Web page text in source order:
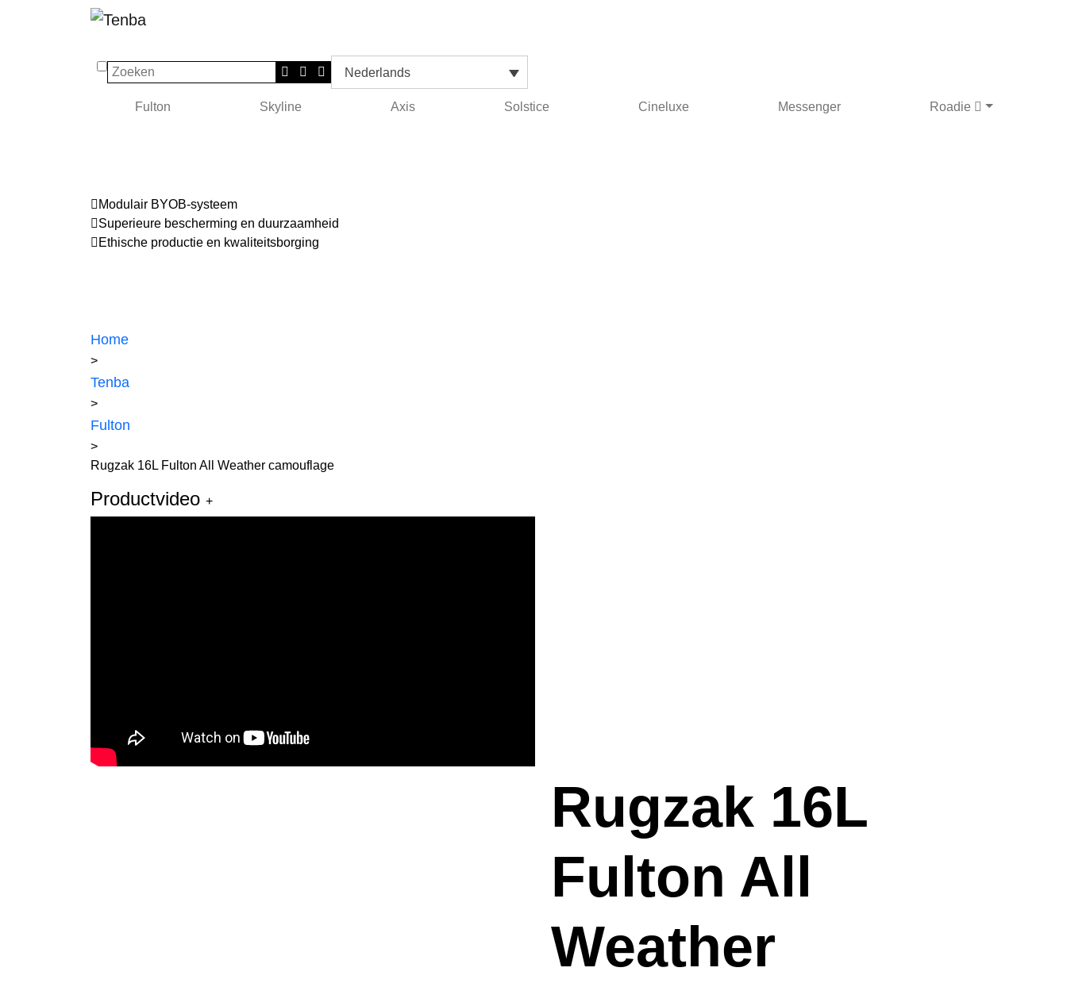
Zoeken Nederlands
Fulton Skyline Axis Solstice Cineluxe Messenger Roadie
Modulair BYOB-systeem
Superieure bescherming en duurzaamheid
Ethische productie en kwaliteitsborging
Home
>
Tenba
>
Fulton
>
Rugzak 16L Fulton All Weather camouflage
Productvideo +
Rugzak 16L
Fulton All
Weather